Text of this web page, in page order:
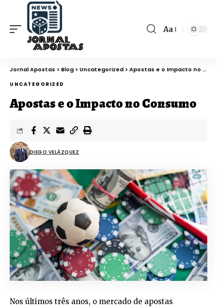
Aa
Jornal Apostas > Blog > Uncategorized >Apostas e o Impacto no Consumo
UNCATEGORIZED
Apostas e o Impacto no Consumo
DIEGO VELÁZQUEZ
Nos últimos três anos, o mercado de apostas